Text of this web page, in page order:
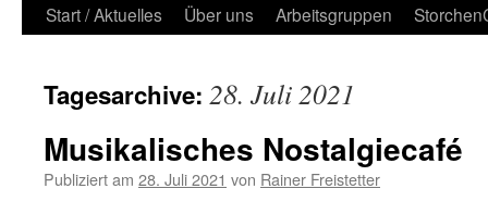
Zum
springen
Start / Aktuelles Über uns Arbeitsgruppen
Tagesarchive: 28. Juli 2021
Musikalisches Nostalgiecafé
Publiziert am 28. Juli 2021 von Rainer Freistetter